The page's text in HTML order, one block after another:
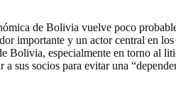
de Bolivia vuelve poco
importante y un actor central en
Bolivia, especialmente en torno al
sus socios para evitar una